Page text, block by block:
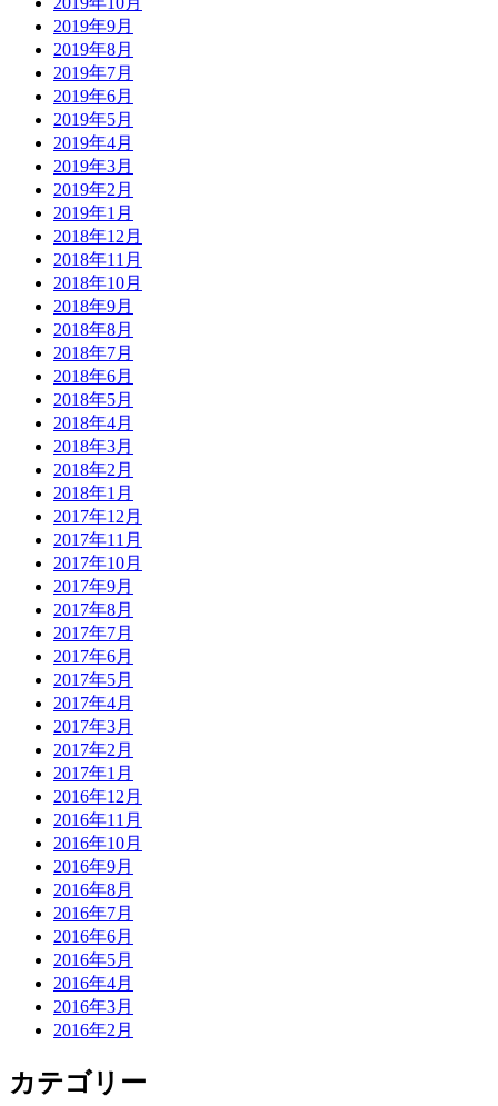
2019年9月
2019年8月
2019年7月
2019年6月
2019年5月
2019年4月
2019年3月
2019年2月
2019年1月
2018年12月
2018年11月
2018年10月
2018年9月
2018年8月
2018年7月
2018年6月
2018年5月
2018年4月
2018年3月
2018年2月
2018年1月
2017年12月
2017年11月
2017年10月
2017年9月
2017年8月
2017年7月
2017年6月
2017年5月
2017年4月
2017年3月
2017年2月
2017年1月
2016年12月
2016年11月
2016年10月
2016年9月
2016年8月
2016年7月
2016年6月
2016年5月
2016年4月
2016年3月
2016年2月
カテゴリー